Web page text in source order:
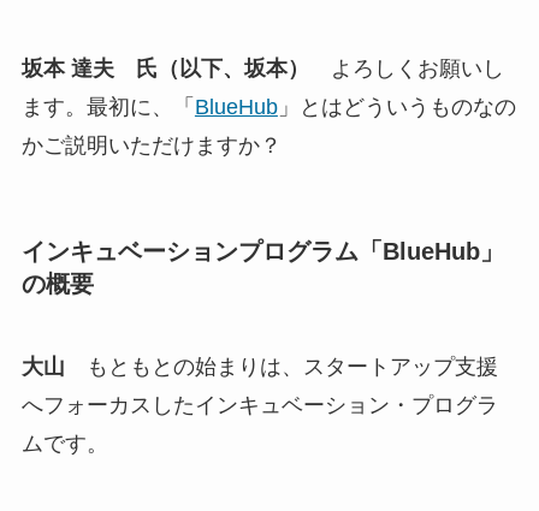
坂本 達夫 氏（以下、坂本）
よろしくお願いし
ます。最初に、「 BlueHub」とはどういうものなの
かご説明いただけますか？
インキュベーションプログラム「BlueHub」
の概要
大山 もともとの始まりは、スタートアップ支援
へフォーカスしたインキュベーション・プログラ
ムです。